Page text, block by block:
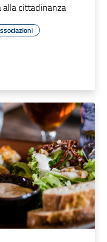
cittadinanza